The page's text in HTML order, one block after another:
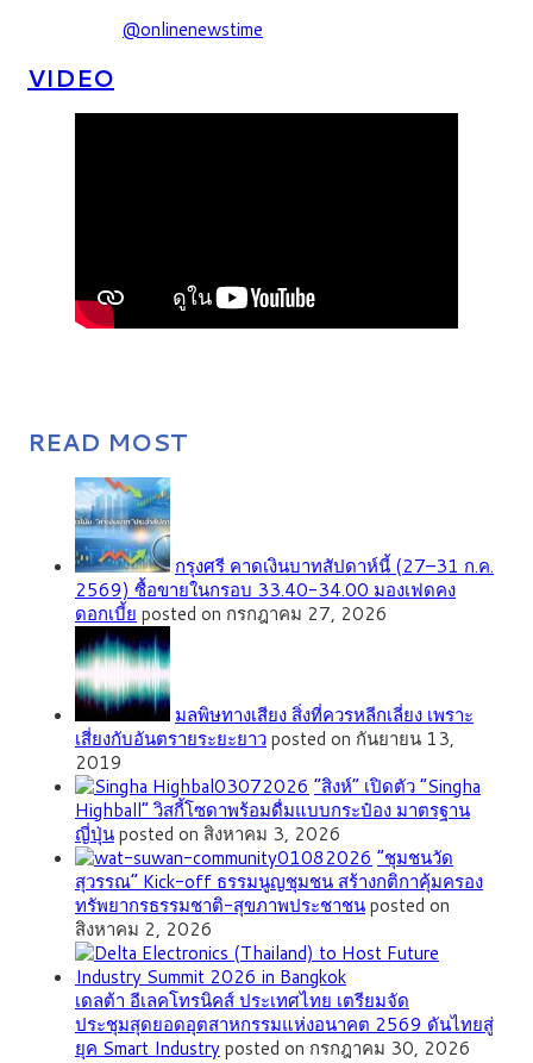
@onlinenewstime
VIDEO
READ MOST
กรุงศรี คาดเงินบาทสัปดาห์นี้ (27–31 ก.ค.
2569) ซื้อขายในกรอบ 33.40-34.00 มองเฟดคง
ดอกเบี้ย posted on กรกฎาคม 27, 2026
มลพิษทางเสียง สิ่งที่ควรหลีกเลี่ยง เพราะ
เสี่ยงกับอันตรายระยะยาวposted on กันยายน 13,
2019
“สิงห์” เปิดตัว “Singha
Highball” วิสกี้โซดาพร้อมดื่มแบบกระป๋อง มาตรฐาน
ญี่ปุ่นposted on สิงหาคม 3, 2026
”ชุมชนวัด
สุวรรณ” Kick-off ธรรมนูญชุมชน สร้างกติกาคุ้มครอง
ทรัพยากรธรรมชาติ-สุขภาพประชาชนposted on
สิงหาคม 2, 2026
เดลต้า อีเลคโทรนิคส์ ประเทศไทย เตรียมจัด
ประชุมสุดยอดอุตสาหกรรมแห่งอนาคต 2569 ดันไทยสู่
ยุค Smart Industryposted on กรกฎาคม 30, 2026